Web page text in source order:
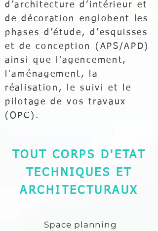
d’architecture d’intérieur et
de décoration englobent les
phases d’étude, d’esquisses
et de conception (APS/APD)
ainsi que l'agencement,
l'aménagement, la
réalisation, le suivi et le
pilotage de vos travaux
(OPC).
TOUT CORPS D'ETAT
TECHNIQUES ET
ARCHITECTURAUX
Space planning